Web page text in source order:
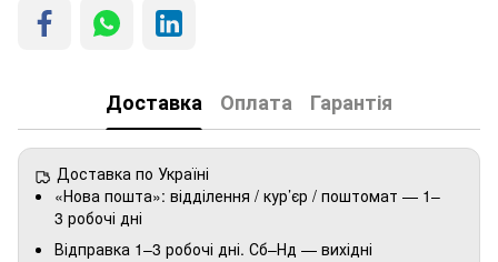
Доставка Оплата Гарантія
Доставка по Україні
«Нова пошта»: відділення / кур’єр / поштомат — 1–
3 робочі дні
Відправка 1–3 робочі дні. Сб–Нд — вихідні